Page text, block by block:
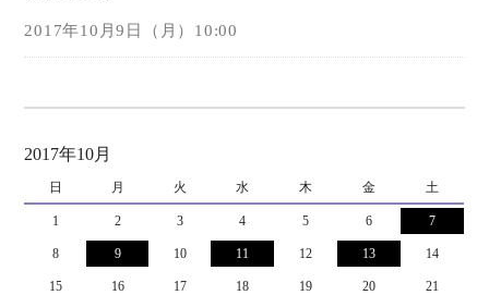
2017年10月9日（月）10:00
2017年10月
日 月 火 水 木 金 土
1 2 3 4 5 6 7
8 9 10 11 12 13 14
15 16 17 18 19 20 21